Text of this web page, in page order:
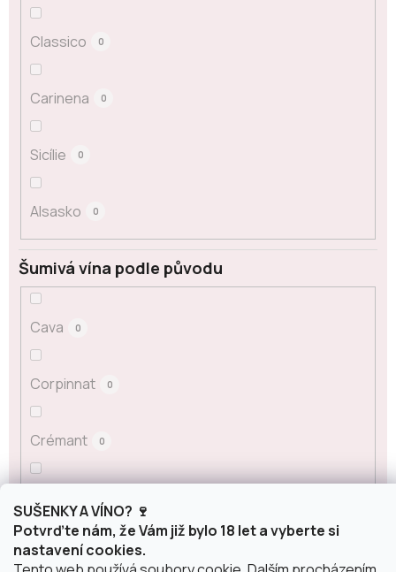
SUŠENKY A VÍNO? 🍷
Potvrďte nám, že Vám již bylo 18 let a vyberte si
nastavení cookies.
Classico 0
Carinena 0
Sicílie 0
Alsasko 0
Šumivá vína podle původu
Cava 0
Corpinnat 0
Crémant 0
Champagne 0